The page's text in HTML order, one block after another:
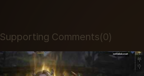
Supporting Comments(0)